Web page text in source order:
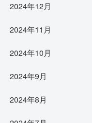
2024年12月
2024年11月
2024年10月
2024年9月
2024年8月